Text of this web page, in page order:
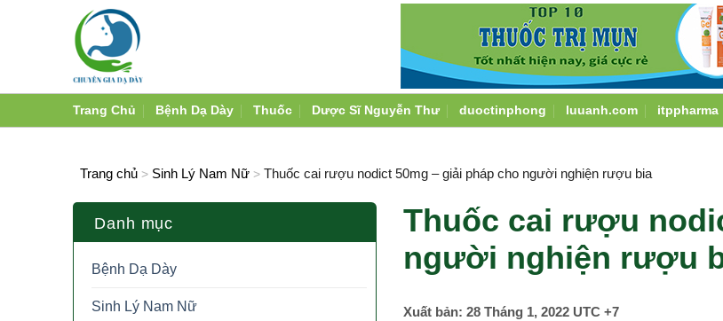
Trang Chủ Bệnh Dạ Dày Thuốc Dược Sĩ Nguyễn Thư duoctinphong luuanh.com itppharma
Trang chủ > Sinh Lý Nam Nữ > Thuốc cai rượu nodict 50mg – giải pháp cho người nghiện rượu bia
Danh mục
Bệnh Dạ Dày
Sinh Lý Nam Nữ
Thuốc cai rượu
người nghiện rượu
Xuất bản: 28 Tháng 1, 2022 UTC +7